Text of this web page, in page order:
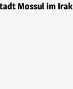
Mossul im